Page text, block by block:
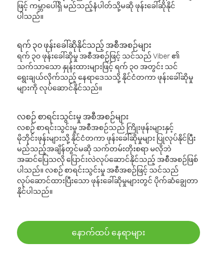
ဖြင့် ကမ္ဘာပေါ်ရှိ မည်သည့်နံပါတ်သို့မဆို ဖုန်းခေါ်ဆိုနိုင်
ပါသည်။
ရက် ၃၀ ဖုန်းခေါ်ဆိုနိုင်သည့် အစီအစဉ်များ
ရက် ၃၀ ဖုန်းခေါ်ဆိုမှု အစီအစဉ်ဖြင့် သင်သည် Viber ၏
သက်သာသော နှုန်းထားများဖြင့် ရက် ၃၀ အတွင်း သင်
ရွေးချယ်လိုက်သည့် နေရာဒေသသို့ နိုင်ငံတကာ ဖုန်းခေါ်ဆိုမှု
များကို လုပ်ဆောင်နိုင်သည်။
လစဉ် စာရင်းသွင်းမှု အစီအစဉ်များ
လစဉ် စာရင်းသွင်းမှု အစီအစဉ်သည် ကြိုးဖုန်းများနှင့်
မိုဘိုင်းဖုန်းများသို့ နိုင်ငံတကာ ဖုန်းခေါ်ဆိုမှုများ ပြုလုပ်နိုင်ပြီး
မည်သည့်အချိန်တွင်မဆို သက်တမ်းတိုးစရာ မလိုဘဲ
အဆင်ပြေသလို ပြောင်းလဲလုပ်ဆောင်နိုင်သည့် အစီအစဉ်ဖြစ်
ပါသည်။ လစဉ် စာရင်းသွင်းမှု အစီအစဉ်ဖြင့် သင်သည်
လုပ်ဆောင်ထားပြီးသော ဖုန်းခေါ်ဆိုမှုများတွင် ပိုက်ဆံချွေတာ
နိုင်ပါသည်။
နောက်ထပ် နေရာများ